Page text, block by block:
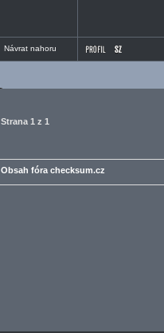
Návrat nahoru
Strana 1 z 1
Obsah fóra checksum.cz